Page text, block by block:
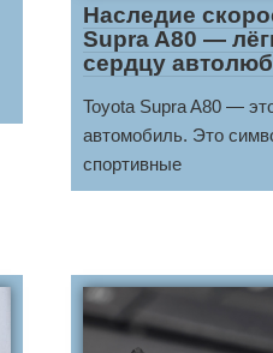
Наследие
Supra A80 —
сердцу
Toyota Supra A80 —
автомобиль. Это
спортивные